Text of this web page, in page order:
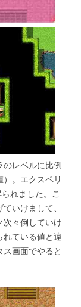
のレベルに比例
。エクスペリ
れました。こ
いけまして、
次々倒していけ
れている値と違
画面でやると